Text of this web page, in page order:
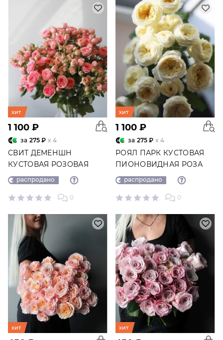
хит
1 100 ₽
за 275 ₽ x 4
СВИТ ДЕМЕНШН
КУСТОВАЯ РОЗОВАЯ
РОЗА
распродано
0
хит
1 100 ₽
за 275 ₽ x 4
РОЯЛ ПАРК КУСТОВАЯ
ПИОНОВИДНАЯ РОЗА
распродано
0
хит хит